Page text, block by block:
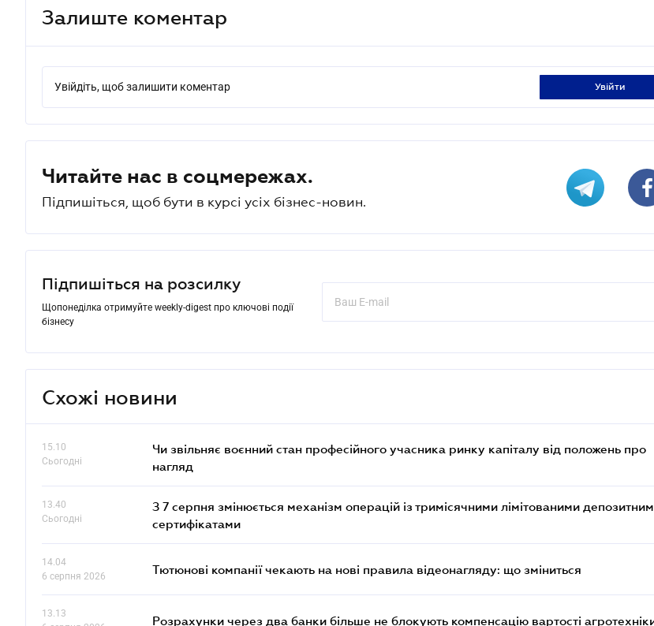
Залиште коментар
Увійдіть, щоб залишити коментар увійти
Читайте нас в соцмережах.
Підпишіться, щоб бути в курсі усіх бізнес-новин.
Підпишіться на розсилку
Щопонеділка отримуйте weekly-digest про ключові події
бізнесу
Схожі новини
15.10
Сьогодні
Чи звільняє воєнний стан професійного учасника ринку капіталу від положень про
нагляд
13.40
Сьогодні
З 7 серпня змінюється механізм операцій із тримісячними лімітованими
сертифікатами
14.04
6 серпня 2026
Тютюнові компанії чекають на нові правила відеонагляду: що зміниться
13.13
Розрахунки через два банки більше не блокують компенсацію вартості